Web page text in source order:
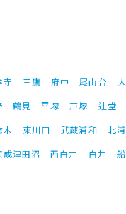
寺 三鷹 府中 尾山台
鶴見 平塚 戸塚 辻堂
木 東川口 武蔵浦和 北
成津田沼 西白井 白井